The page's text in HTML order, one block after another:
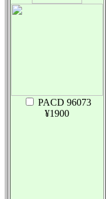
PACD 96073
¥1900